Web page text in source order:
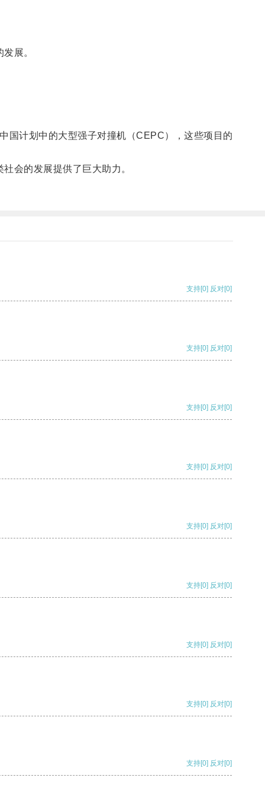
展。
计划中的大型强子对撞机（CEPC），这些项目的
会的发展提供了巨大助力。
支持[0] 反对[0]
支持[0] 反对[0]
支持[0] 反对[0]
支持[0] 反对[0]
支持[0] 反对[0]
支持[0] 反对[0]
支持[0] 反对[0]
支持[0] 反对[0]
支持[0] 反对[0]